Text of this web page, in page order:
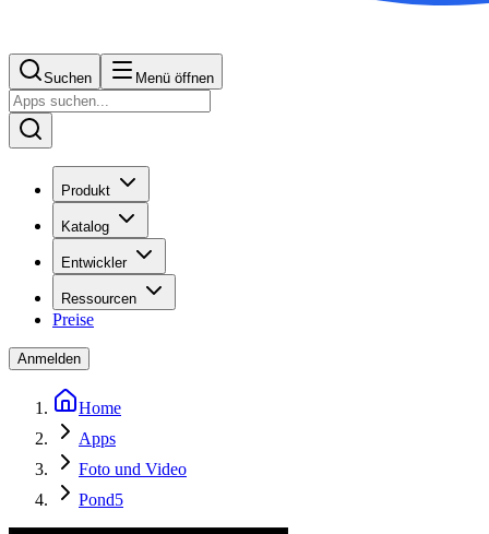
Suchen Menü öffnen
Produkt
Katalog
Entwickler
Ressourcen
Preise
Anmelden
Home
Apps
Foto und Video
Pond5